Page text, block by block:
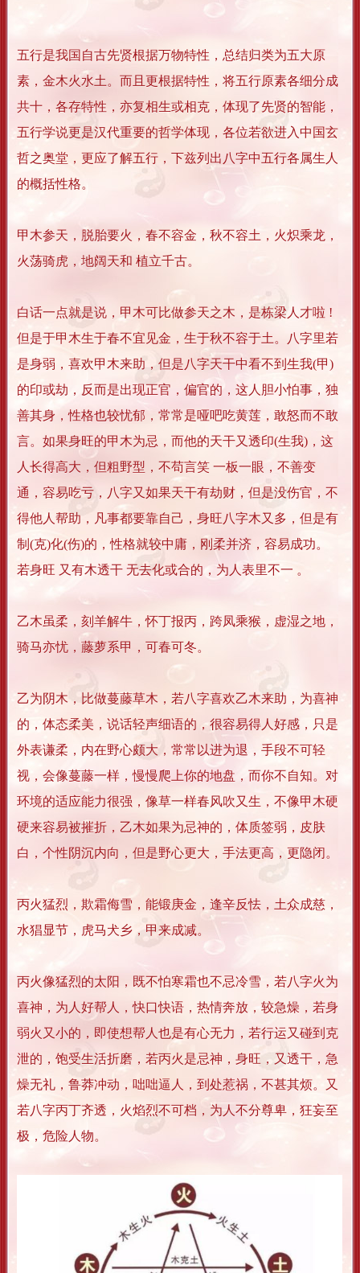
五行是我国自古先贤根据万物特性，总结归类为五大原
素，金木火水土。而且更根据特性，将五行原素各细分成
共十，各存特性，亦复相生或相克，体现了先贤的智能，
五行学说更是汉代重要的哲学体现，各位若欲进入中国玄
哲之奥堂，更应了解五行，下兹列出八字中五行各属生人
的概括性格。
甲木参天，脱胎要火，春不容金，秋不容土，火炽乘龙，
火荡骑虎，地阔天和 植立千古。
白话一点就是说，甲木可比做参天之木，是栋梁人才啦 !
但是于甲木生于春不宜见金，生于秋不容于土。八字里若
是身弱，喜欢甲木来助，但是八字天干中看不到生我(甲)
的印或劫，反而是出现正官，偏官的，这人胆小怕事，独
善其身，性格也较忧郁，常常是哑吧吃黄莲，敢怒而不敢
言。如果身旺的甲木为忌，而他的天干又透印(生我)，这
人长得高大，但粗野型，不苟言笑 一板一眼，不善变
通，容易吃亏，八字又如果天干有劫财，但是没伤官，不
得他人帮助，凡事都要靠自己，身旺八字木又多，但是有
制(克)化(伤)的，性格就较中庸，刚柔并济，容易成功。
若身旺 又有木透干 无去化或合的，为人表里不一 。
乙木虽柔，刻羊解牛，怀丁报丙，跨凤乘猴，虚湿之地，
骑马亦忧，藤萝系甲，可春可冬。
乙为阴木，比做蔓藤草木，若八字喜欢乙木来助，为喜神
的，体态柔美，说话轻声细语的，很容易得人好感，只是
外表谦柔，内在野心颇大，常常以进为退，手段不可轻
视，会像蔓藤一样，慢慢爬上你的地盘，而你不自知。对
环境的适应能力很强，像草一样春风吹又生，不像甲木硬
硬来容易被摧折，乙木如果为忌神的，体质签弱，皮肤
白，个性阴沉内向，但是野心更大，手法更高，更隐闭。
丙火猛烈，欺霜侮雪，能锻庚金，逢辛反怯，土众成慈，
水猖显节，虎马犬乡，甲来成减。
丙火像猛烈的太阳，既不怕寒霜也不忌冷雪，若八字火为
喜神，为人好帮人，快口快语，热情奔放，较急燥，若身
弱火又小的，即使想帮人也是有心无力，若行运又碰到克
泄的，饱受生活折磨，若丙火是忌神，身旺，又透干，急
燥无礼，鲁莽冲动，咄咄逼人，到处惹祸，不甚其烦。又
若八字丙丁齐透，火焰烈不可档，为人不分尊卑，狂妄至
极，危险人物。